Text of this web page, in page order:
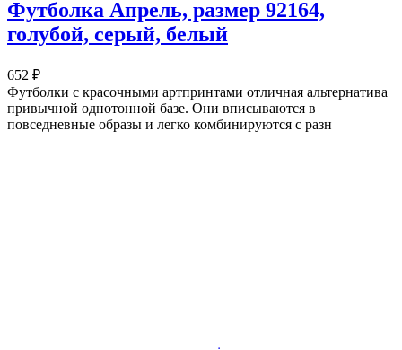
Футболка Апрель, размер 92164,
голубой, серый, белый
652 ₽
Футболки с красочными артпринтами отличная альтернатива
привычной однотонной базе. Они вписываются в
повседневные образы и легко комбинируются с разн